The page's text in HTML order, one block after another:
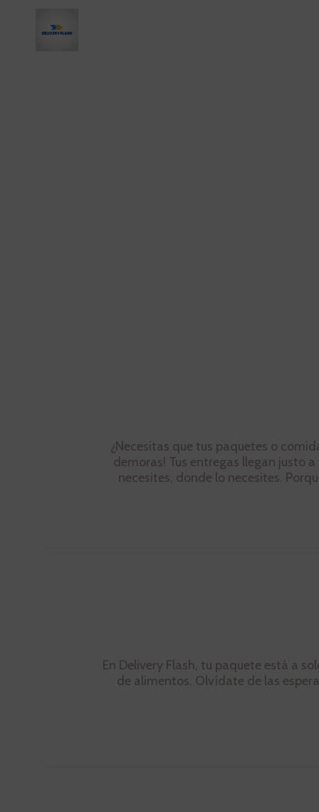
¿Necesitas que tus paquetes o
demoras! Tus entregas llegan justo
necesites, donde lo necesites.
En Delivery Flash, tu paquete está a
de alimentos. Olvídate de las